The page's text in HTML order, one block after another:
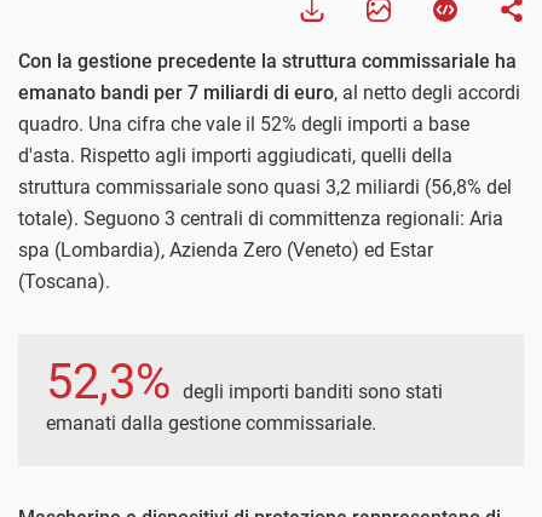
Con la gestione precedente la struttura commissariale ha
emanato bandi per 7 miliardi di euro, al netto degli accordi
quadro. Una cifra che vale il 52% degli importi a base
d'asta. Rispetto agli importi aggiudicati, quelli della
struttura commissariale sono quasi 3,2 miliardi (56,8% del
totale). Seguono 3 centrali di committenza regionali: Aria
spa (Lombardia), Azienda Zero (Veneto) ed Estar
(Toscana).
52,3% degli importi banditi sono stati
emanati dalla gestione commissariale.